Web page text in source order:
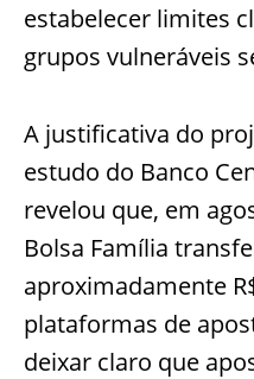
estabelecer limites
grupos vulneráveis
A justificativa do
estudo do Banco
revelou que, em
Bolsa Família
aproximadamente
plataformas de
deixar claro que